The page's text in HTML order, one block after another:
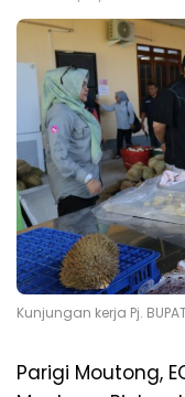
Kunjungan kerja Pj.
Parigi Moutong,